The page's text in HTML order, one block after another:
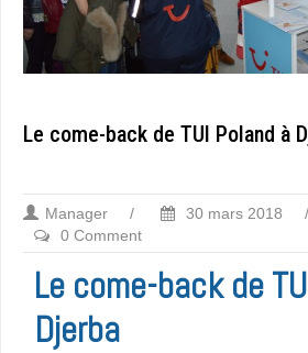
Le come-back de TUI Poland à
Manager / 30 mars 2018 /
0 Comment
Le come-back de
Djerba